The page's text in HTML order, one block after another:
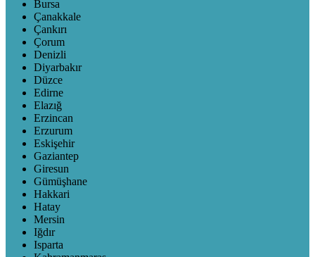
Bursa
Çanakkale
Çankırı
Çorum
Denizli
Diyarbakır
Düzce
Edirne
Elazığ
Erzincan
Erzurum
Eskişehir
Gaziantep
Giresun
Gümüşhane
Hakkari
Hatay
Mersin
Iğdır
Isparta